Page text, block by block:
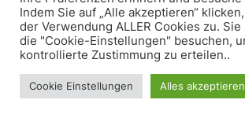
Indem Sie auf „Alle akzeptieren“
der Verwendung ALLER Cookies zu.
die "Cookie-Einstellungen" besuchen,
kontrollierte Zustimmung zu erteilen..
Cookie Einstellungen Alles akzeptieren